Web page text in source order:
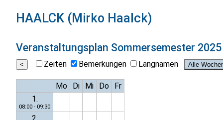
HAALCK (Mirko Haalck)
Veranstaltungsplan Sommersemester 2025
Zeiten Bemerkungen Langnamen
Mo Di Mi Do
Fr
1.
08:00 - 09:30